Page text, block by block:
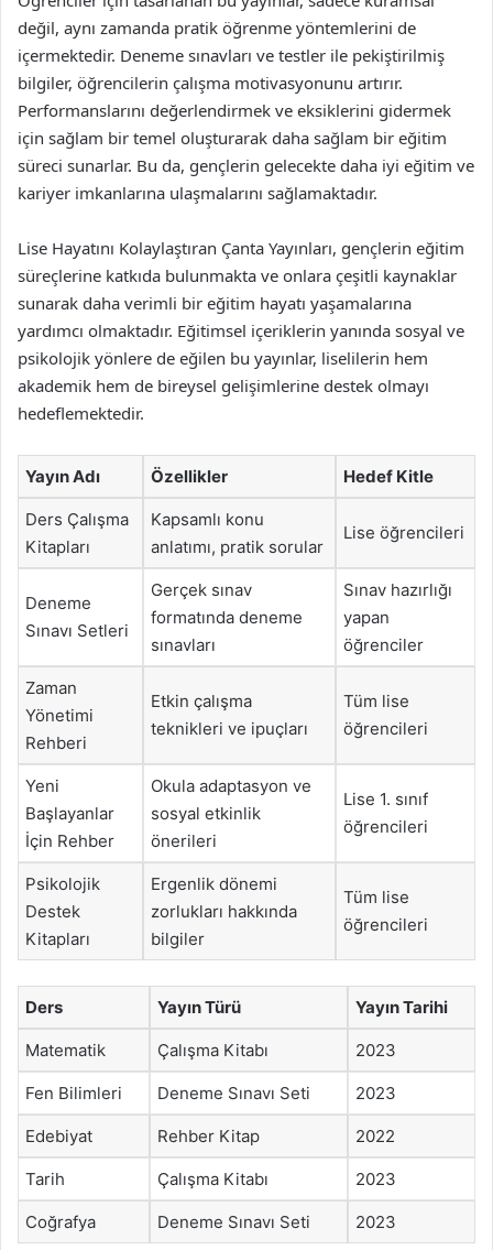
değil, aynı zamanda pratik öğrenme yöntemlerini de
içermektedir. Deneme sınavları ve testler ile pekiştirilmiş
bilgiler, öğrencilerin çalışma motivasyonunu artırır.
Performanslarını değerlendirmek ve eksiklerini gidermek
için sağlam bir temel oluşturarak daha sağlam bir eğitim
süreci sunarlar. Bu da, gençlerin gelecekte daha iyi eğitim ve
kariyer imkanlarına ulaşmalarını sağlamaktadır.
Lise Hayatını Kolaylaştıran Çanta Yayınları, gençlerin eğitim
süreçlerine katkıda bulunmakta ve onlara çeşitli kaynaklar
sunarak daha verimli bir eğitim hayatı yaşamalarına
yardımcı olmaktadır. Eğitimsel içeriklerin yanında sosyal ve
psikolojik yönlere de eğilen bu yayınlar, liselilerin hem
akademik hem de bireysel gelişimlerine destek olmayı
hedeflemektedir.
Yayın Adı Özellikler Hedef Kitle
Ders Çalışma
Kitapları
Kapsamlı konu
anlatımı, pratik sorular
Lise öğrencileri
Deneme
Sınavı Setleri
Gerçek sınav
formatında deneme
sınavları
Sınav hazırlığı
yapan
öğrenciler
Zaman
Yönetimi
Rehberi
Etkin çalışma
teknikleri ve ipuçları
Tüm lise
öğrencileri
Yeni
Başlayanlar
İçin Rehber
Okula adaptasyon ve
sosyal etkinlik
önerileri
Lise 1. sınıf
öğrencileri
Psikolojik
Destek
Kitapları
Ergenlik dönemi
zorlukları hakkında
bilgiler
Tüm lise
öğrencileri
Ders Yayın Türü Yayın Tarihi
Matematik Çalışma Kitabı 2023
Fen Bilimleri Deneme Sınavı Seti 2023
Edebiyat Rehber Kitap 2022
Tarih Çalışma Kitabı 2023
Coğrafya Deneme Sınavı Seti 2023